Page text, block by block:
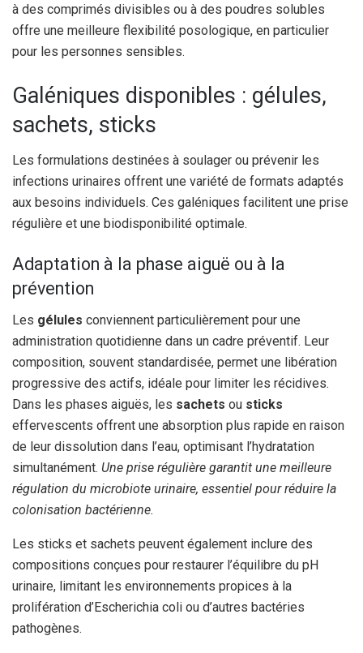
à des comprimés divisibles ou à des poudres solubles
offre une meilleure flexibilité posologique, en particulier
pour les personnes sensibles.
Galéniques disponibles : gélules,
sachets, sticks
Les formulations destinées à soulager ou prévenir les
infections urinaires offrent une variété de formats adaptés
aux besoins individuels. Ces galéniques facilitent une prise
régulière et une biodisponibilité optimale.
Adaptation à la phase aiguë ou à la
prévention
Les gélules conviennent particulièrement pour une
administration quotidienne dans un cadre préventif. Leur
composition, souvent standardisée, permet une libération
progressive des actifs, idéale pour limiter les récidives.
Dans les phases aiguës, les sachets ou sticks
effervescents offrent une absorption plus rapide en raison
de leur dissolution dans l’eau, optimisant l’hydratation
simultanément. Une prise régulière garantit une meilleure
régulation du microbiote urinaire, essentiel pour réduire la
colonisation bactérienne.
Les sticks et sachets peuvent également inclure des
compositions conçues pour restaurer l’équilibre du pH
urinaire, limitant les environnements propices à la
prolifération d’Escherichia coli ou d’autres bactéries
pathogènes.